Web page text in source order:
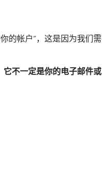
的帐户”，这是因为我们
它不一定是你的电子邮件